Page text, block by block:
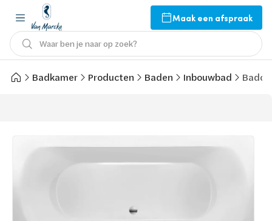
Maak een afspraak
Waar ben je naar op zoek?
Badkamer Producten Baden Inbouwbad Bado